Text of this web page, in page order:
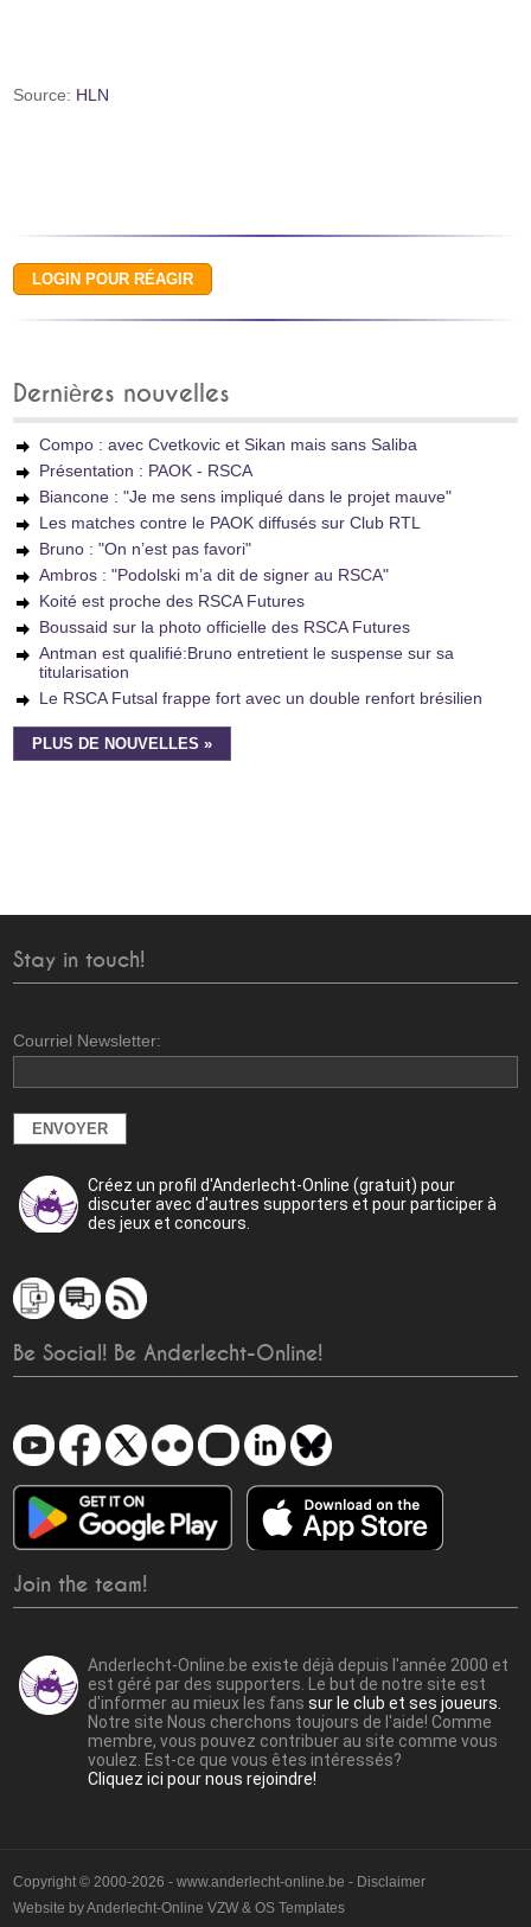
Source: HLN
Dernières nouvelles
Compo : avec Cvetkovic et Sikan mais sans Saliba
Présentation : PAOK - RSCA
Biancone : "Je me sens impliqué dans le projet mauve"
Les matches contre le PAOK diffusés sur Club RTL
Bruno : "On n’est pas favori"
Ambros : "Podolski m’a dit de signer au RSCA"
Koité est proche des RSCA Futures
Boussaid sur la photo officielle des RSCA Futures
Antman est qualifié:Bruno entretient le suspense sur sa
titularisation
Le RSCA Futsal frappe fort avec un double renfort brésilien
PLUS DE NOUVELLES »
Stay in touch!
Courriel Newsletter:
Créez un profil d'Anderlecht-Online (gratuit) pour
discuter avec d'autres supporters et pour participer à
des jeux et concours.
Be Social! Be Anderlecht-Online!
Join the team!
Anderlecht-Online.be existe déjà depuis l'année 2000 et
est géré par des supporters. Le but de notre site est
d'informer au mieux les fanssur le club et ses joueurs.
Notre site Nous cherchons toujours de l'aide! Comme
membre, vous pouvez contribuer au site comme vous
voulez. Est-ce que vous êtes intéressés?
Cliquez ici pour nous rejoindre!
Copyright © 2000-2026 - www.anderlecht-online.be - Disclaimer
Website byAnderlecht-Online VZW &OS Templates